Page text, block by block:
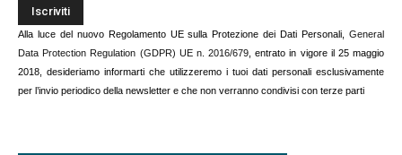
Alla luce del nuovo Regolamento UE sulla Protezione dei Dati Personali, General
Data Protection Regulation (GDPR) UE n. 2016/679 , entrato in vigore il 25 maggio
2018, desideriamo informarti che utilizzeremo i tuoi dati personali esclusivamente
per l’invio periodico della newsletter e che non verranno condivisi con terze parti